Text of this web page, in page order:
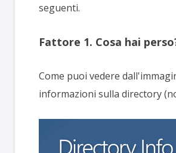
seguenti.
Fattore 1. Cosa hai
Come puoi vedere
informazioni sulla directory